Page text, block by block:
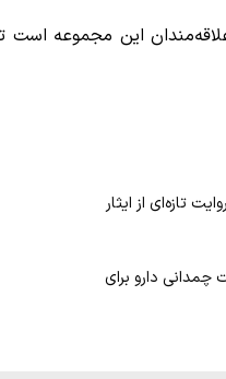
این مجموعه است
تازه‌ای از ایثار
چمدانی دارو برای